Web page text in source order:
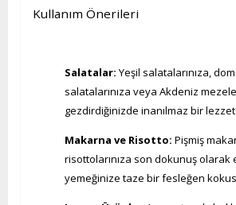
Kullanım Önerileri
Salatalar: Yeşil salatalarınıza,
salatalarınıza veya Akdeniz
gezdirdiğinizde inanılmaz bir lezzet
Makarna ve Risotto: Pişmiş
risottolarınıza son dokunuş olarak
yemeğinize taze bir fesleğen